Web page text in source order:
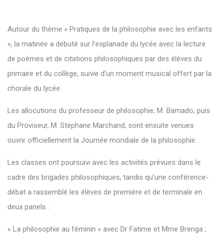
Autour du thème « Pratiques de la philosophie avec les enfants
», la matinée a débuté sur l’esplanade du lycée avec la lecture
de poèmes et de citations philosophiques par des élèves du
primaire et du collège, suivie d’un moment musical offert par la
chorale du lycée.
Les allocutions du professeur de philosophie, M. Bamado, puis
du Proviseur, M. Stéphane Marchand, sont ensuite venues
ouvrir officiellement la Journée mondiale de la philosophie.
Les classes ont poursuivi avec les activités prévues dans le
cadre des brigades philosophiques, tandis qu’une conférence-
débat a rassemblé les élèves de première et de terminale en
deux panels :
« La philosophie au féminin » avec Dr Fatime et Mme Brenga ;